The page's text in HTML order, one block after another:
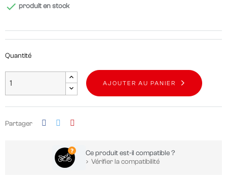
 produit en stock
Quantité
AJOUTER AU PANIER
Partager
Ce produit est-il compatible ?
Vérifier la compatibilité